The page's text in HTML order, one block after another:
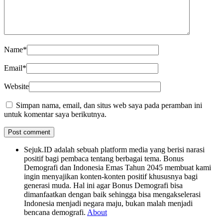
Name*
Email*
Website
Simpan nama, email, dan situs web saya pada peramban ini
untuk komentar saya berikutnya.
Sejuk.ID adalah sebuah platform media yang berisi narasi
positif bagi pembaca tentang berbagai tema. Bonus
Demografi dan Indonesia Emas Tahun 2045 membuat kami
ingin menyajikan konten-konten positif khususnya bagi
generasi muda. Hal ini agar Bonus Demografi bisa
dimanfaatkan dengan baik sehingga bisa mengakselerasi
Indonesia menjadi negara maju, bukan malah menjadi
bencana demografi. About